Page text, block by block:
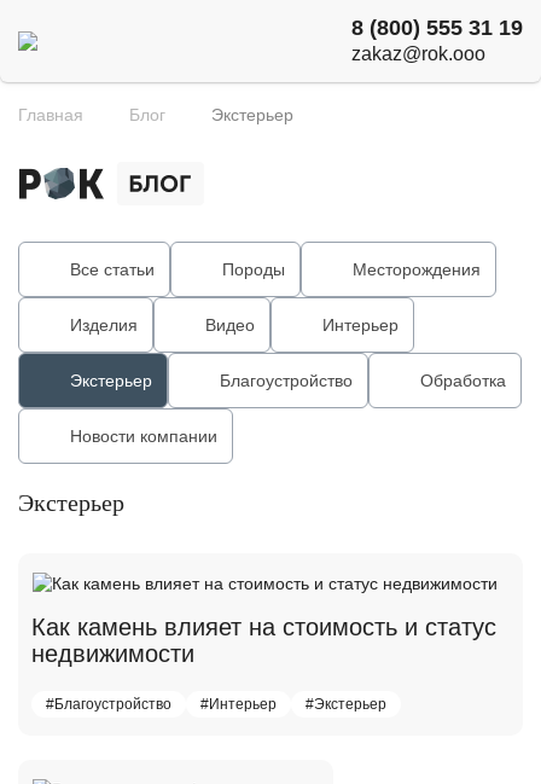
8 (800) 555 31 19
zakaz@rok.ooo
Главная Блог Экстерьер
Все статьи Породы Месторождения
Изделия Видео Интерьер
Экстерьер Благоустройство Обработка
Новости компании
Экстерьер
Как камень влияет на стоимость и статус
недвижимости
#Благоустройство #Интерьер #Экстерьер